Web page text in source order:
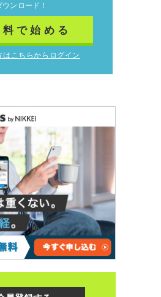
ンロード！
料で始める
はこちらからログイン